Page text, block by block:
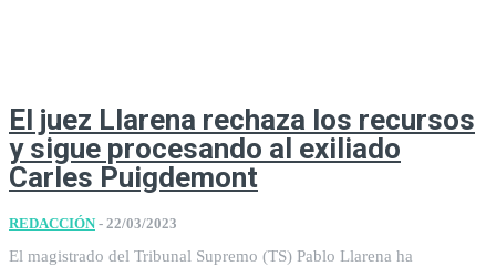
El juez Llarena rechaza los recursos
y sigue procesando al exiliado
Carles Puigdemont
REDACCIÓN - 22/03/2023
El magistrado del Tribunal Supremo (TS) Pablo Llarena ha